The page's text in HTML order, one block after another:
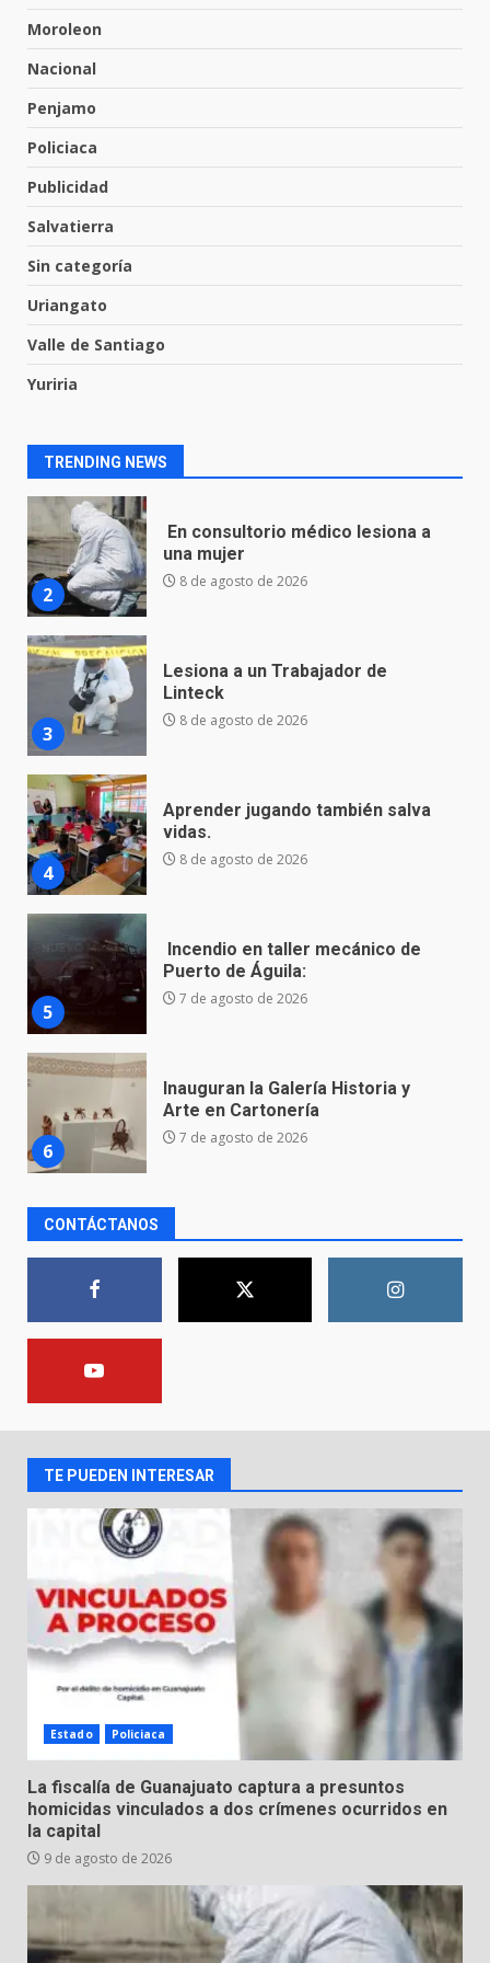
Moroleon
Nacional
Penjamo
Policiaca
Publicidad
Salvatierra
Sin categoría
Uriangato
Valle de Santiago
Yuriria
TRENDING NEWS
6
7
7 de agosto de 2026
1
captura a presuntos homicidas
9 de agosto de 2026
2
8 de agosto de 2026
3
Lesiona a un Trabajador de
Linteck
8 de agosto de 2026
4
Aprender jugando también salva
vidas.
8 de agosto de 2026
5
Incendio en taller mecánico de
Puerto de Águila:
7 de agosto de 2026
6
Inauguran la Galería Historia y
Arte en Cartonería
7 de agosto de 2026
7
Valle de Santiago refuerza
seguridad con nuevas unidades
7 de agosto de 2026
La fiscalía de Guanajuato
9 de agosto de 2026
2
Lesiona a un Trabajador de
Linteck
8 de agosto de 2026
Aprender jugando también salva
vidas.
8 de agosto de 2026
Incendio en taller mecánico de
Puerto de Águila:
Inauguran la Galería Historia y
Arte en Cartonería
CONTÁCTANOS
TE PUEDEN INTERESAR
Estado Policiaca
La fiscalía de Guanajuato captura a presuntos
homicidas vinculados a dos crímenes ocurridos en
la capital
9 de agosto de 2026